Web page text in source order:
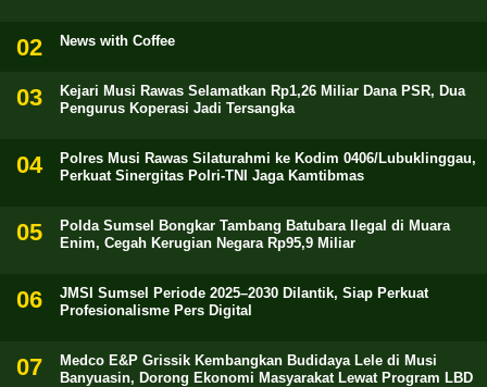
News with Coffee
Kejari Musi Rawas Selamatkan Rp1,26 Miliar Dana PSR, Dua
Pengurus Koperasi Jadi Tersangka
Polres Musi Rawas Silaturahmi ke Kodim 0406/Lubuklinggau,
Perkuat Sinergitas Polri-TNI Jaga Kamtibmas
Polda Sumsel Bongkar Tambang Batubara Ilegal di Muara
Enim, Cegah Kerugian Negara Rp95,9 Miliar
JMSI Sumsel Periode 2025–2030 Dilantik, Siap Perkuat
Profesionalisme Pers Digital
Medco E&P Grissik Kembangkan Budidaya Lele di Musi
Banyuasin, Dorong Ekonomi Masyarakat Lewat Program LBD